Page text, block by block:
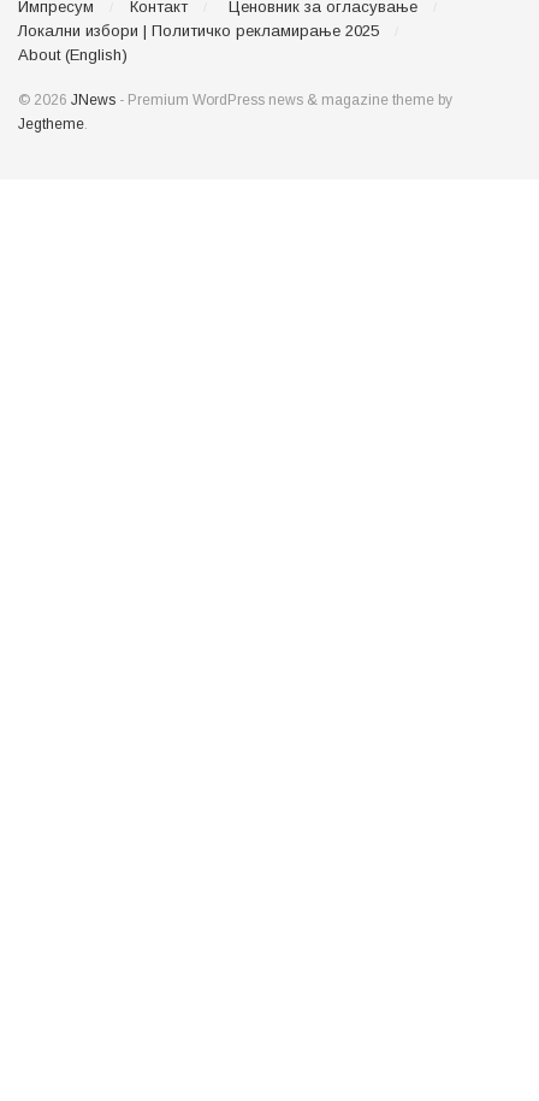
Импресум Контакт
Ценовник за огласување
Локални избори | Политичко рекламирање 2025
About (English)
© 2026 JNews - Premium WordPress news & magazine theme by
Jegtheme.